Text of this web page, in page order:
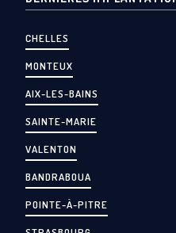
CHELLES
MONTEUX
AIX-LES-BAINS
SAINTE-MARIE
VALENTON
BANDRABOUA
POINTE-À-PITRE